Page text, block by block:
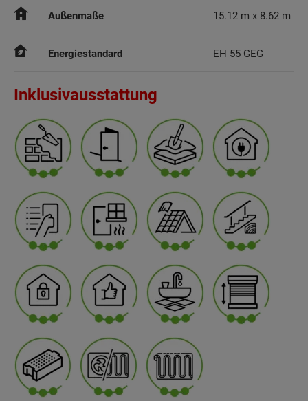
Außenmaße 15.12 m x 8.62 m
Energiestandard EH 55 GEG
Inklusivausstattung